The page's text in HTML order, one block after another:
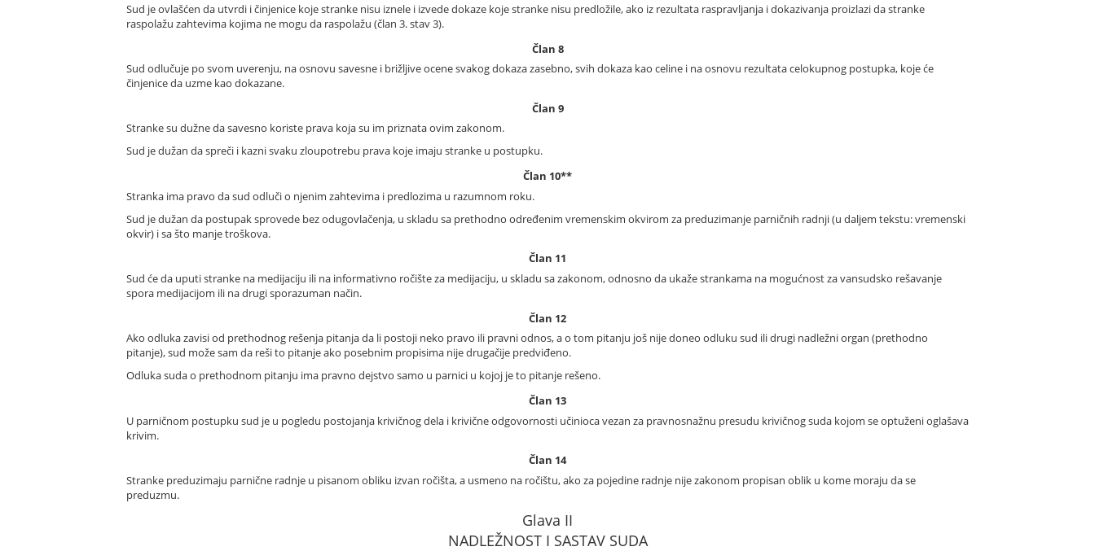
Sud je ovlašćen da utvrdi i činjenice koje stranke nisu iznele i izvede dokaze koje stranke nisu predložile, ako iz rezultata raspravljanja i dokazivanja proizlazi da stranke
raspolažu zahtevima kojima ne mogu da raspolažu (član 3. stav 3).
Član 8
Sud odlučuje po svom uverenju, na osnovu savesne i brižljive ocene svakog dokaza zasebno, svih dokaza kao celine i na osnovu rezultata celokupnog postupka, koje će
činjenice da uzme kao dokazane.
Član 9
Stranke su dužne da savesno koriste prava koja su im priznata ovim zakonom.
Sud je dužan da spreči i kazni svaku zloupotrebu prava koje imaju stranke u postupku.
Član 10**
Stranka ima pravo da sud odluči o njenim zahtevima i predlozima u razumnom roku.
Sud je dužan da postupak sprovede bez odugovlačenja, u skladu sa prethodno određenim vremenskim okvirom za preduzimanje parničnih radnji (u daljem tekstu: vremenski
okvir) i sa što manje troškova.
Član 11
Sud će da uputi stranke na medijaciju ili na informativno ročište za medijaciju, u skladu sa zakonom, odnosno da ukaže strankama na mogućnost za vansudsko rešavanje
spora medijacijom ili na drugi sporazuman način.
Član 12
Ako odluka zavisi od prethodnog rešenja pitanja da li postoji neko pravo ili pravni odnos, a o tom pitanju još nije doneo odluku sud ili drugi nadležni organ (prethodno
pitanje), sud može sam da reši to pitanje ako posebnim propisima nije drugačije predviđeno.
Odluka suda o prethodnom pitanju ima pravno dejstvo samo u parnici u kojoj je to pitanje rešeno.
Član 13
U parničnom postupku sud je u pogledu postojanja krivičnog dela i krivične odgovornosti učinioca vezan za pravnosnažnu presudu krivičnog suda kojom se optuženi oglašava
krivim.
Član 14
Stranke preduzimaju parnične radnje u pisanom obliku izvan ročišta, a usmeno na ročištu, ako za pojedine radnje nije zakonom propisan oblik u kome moraju da se
preduzmu.
Glava II
NADLEŽNOST I SASTAV SUDA